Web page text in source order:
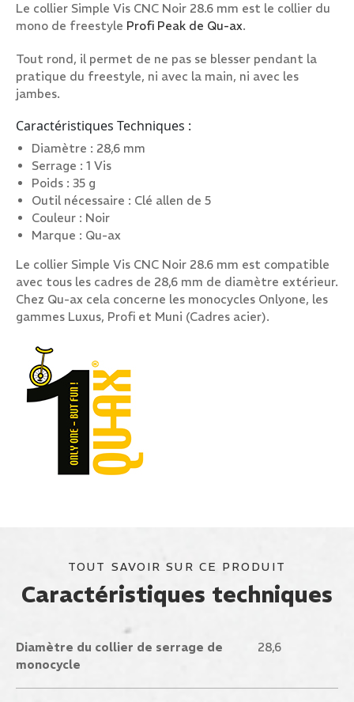
mm
Le collier Simple Vis CNC Noir 28.6 mm est le collier du
mono de freestyle Profi Peak de Qu-ax.
Tout rond, il permet de ne pas se blesser pendant la
pratique du freestyle, ni avec la main, ni avec les
jambes.
Caractéristiques Techniques :
Diamètre : 28,6 mm
Serrage : 1 Vis
Poids : 35 g
Outil nécessaire : Clé allen de 5
Couleur : Noir
Marque : Qu-ax
Le collier Simple Vis CNC Noir 28.6 mm est compatible
avec tous les cadres de 28,6 mm de diamètre extérieur.
Chez Qu-ax cela concerne les monocycles Onlyone, les
gammes Luxus, Profi et Muni (Cadres acier).
TOUT SAVOIR SUR CE PRODUIT
Caractéristiques techniques
Diamètre du collier de serrage de
monocycle
28,6